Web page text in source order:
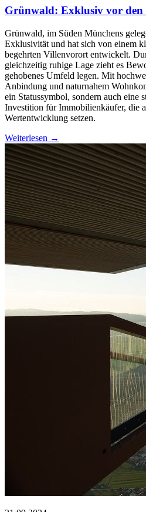
Grünwald: Exklusiv vor den
Grünwald, im Süden Münchens
Exklusivität und hat sich von einem
begehrten Villenvorort entwickelt.
gleichzeitig ruhige Lage zieht es
gehobenes Umfeld legen. Mit
Anbindung und naturnahem
ein Statussymbol, sondern auch eine
Investition für Immobilienkäufer, die
Wertentwicklung setzen.
Weiterlesen →